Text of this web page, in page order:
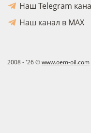
Наш Telegram
Наш канал в MAX
2008 - '26 ©www.oem-oil.com